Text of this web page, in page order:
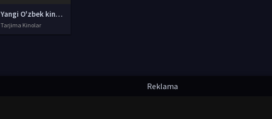
Yangi O'zbek kinolar 2010-2011-2012-2013-2014-2015-2016-2017-2018-2019-2020-2021-2022-2023-2024-2025 O'zbek tilida Uzbek tarjima Full HD
Tarjima Kinolar